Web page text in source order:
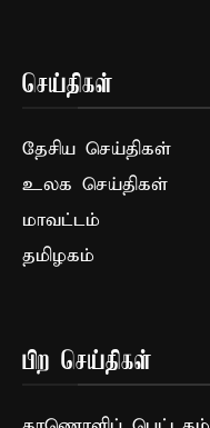
செய்திகள்
தேசிய செய்திகள்
உலக செய்திகள்
மாவட்டம்
தமிழகம்
பிற செய்திகள்